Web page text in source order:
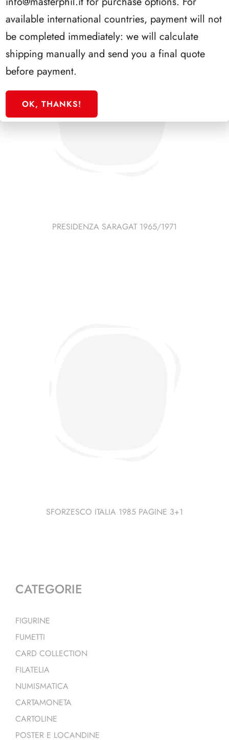
PRESIDENZA SARAGAT 1965/1971
SFORZESCO ITALIA 1985 PAGINE 3+1
CATEGORIE
FIGURINE
FUMETTI
CARD COLLECTION
FILATELIA
NUMISMATICA
CARTAMONETA
CARTOLINE
POSTER E LOCANDINE
available international countries, payment will not
be completed immediately: we will calculate
shipping manually and send you a final quote
before payment.
OK, THANKS!